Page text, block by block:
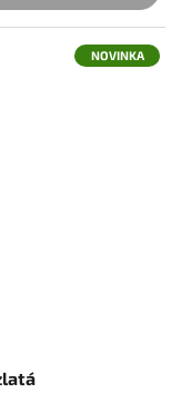
NOVINKA